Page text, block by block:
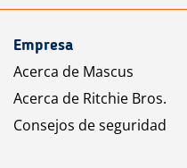
Empresa
Acerca de Mascus
Acerca de Ritchie Bros.
Consejos de seguridad